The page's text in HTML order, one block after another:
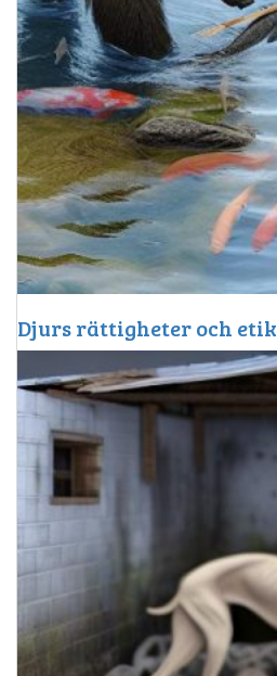
Djurs rättigheter och etik